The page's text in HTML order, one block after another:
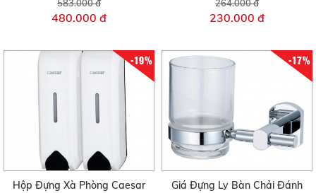
583.000 đ
480.000 đ
264.000 đ
230.000 đ
-19%
Hộp Đựng Xà Phòng Caesar
-17%
Giá Đựng Ly Bàn Chải Đánh